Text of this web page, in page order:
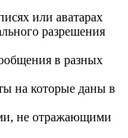
или аватарах
разрешения
в разных
на которые даны в
не отражающими